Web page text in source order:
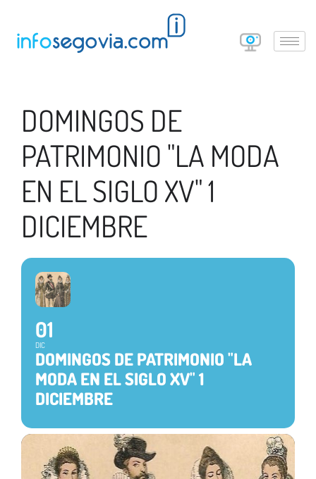
DOMINGOS DE
PATRIMONIO "LA MODA
EN EL SIGLO XV" 1
DICIEMBRE
01
DIC
DOMINGOS DE PATRIMONIO "LA
MODA EN EL SIGLO XV" 1
DICIEMBRE